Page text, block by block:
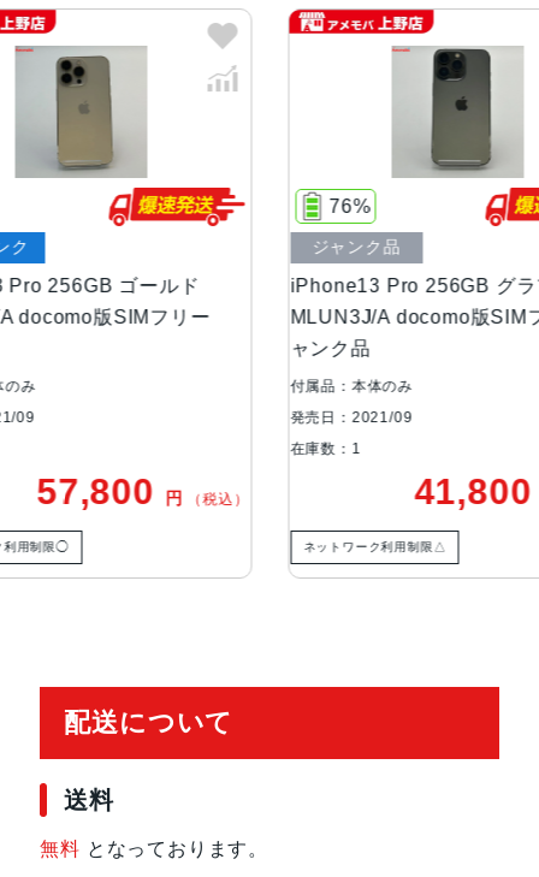
容量 128GB、256GB、512GB、1TB
サイズ・重さ 146.7×71.5×7.65mm ・203g
液晶 6.1インチ（対角）オールスクリ
防沫性能、耐水性
能、防塵性能
IEC規格60529にもとづくIP68等
Pro 12MPカメラシステム：望遠
5絞り値超広角：ƒ/1.8絞り値と
アウト、6倍の光学ズームレンジ
TrueDepthカメラ 12MPカメラƒ/2.2絞り値
生体認証 TrueDepthカメラによる顔認識の
Pro 256GB ゴールド
docomo版SIMフリー
ク
のみ
09
57,800 円 （税込）
利用制限◯
iPhone13 Pro 256GB グ
MLUN3J/A docomo版SIM
ャンク品
76%
ジャンク品
付属品：本体のみ
発売日：2021/09
在庫数：1
ネットワーク利用制限△
配送について
送料
無料 となっております。